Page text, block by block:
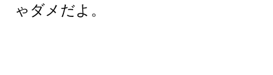
ゃダメだよ。